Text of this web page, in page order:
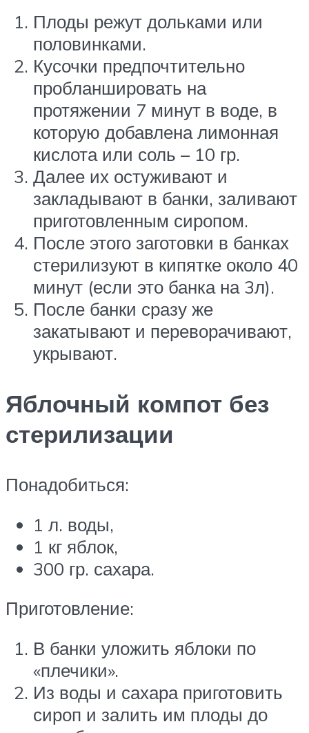
Плоды режут дольками или
половинками.
Кусочки предпочтительно
пробланшировать на
протяжении 7 минут в воде, в
которую добавлена лимонная
кислота или соль – 10 гр.
Далее их остуживают и
закладывают в банки, заливают
приготовленным сиропом.
После этого заготовки в банках
стерилизуют в кипятке около 40
минут (если это банка на 3л).
После банки сразу же
закатывают и переворачивают,
укрывают.
Яблочный компот без
стерилизации
Понадобиться:
1 л. воды,
1 кг яблок,
300 гр. сахара.
Приготовление:
В банки уложить яблоки по
«плечики».
Из воды и сахара приготовить
сироп и залить им плоды до